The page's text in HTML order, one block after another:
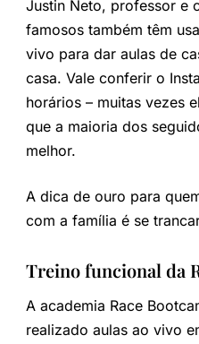
Justin Neto, professor e
famosos também têm
vivo para dar aulas de
casa. Vale conferir o
horários – muitas vezes
que a maioria dos
melhor.
A dica de ouro para
com a família é se
Treino funcional da
A academia Race
realizado aulas ao vivo